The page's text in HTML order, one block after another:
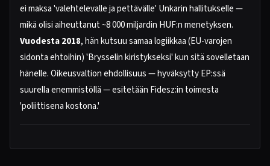
ei maksa 'valehtelevalle ja pettävälle' Unkarin hallitukselle —
mikä olisi aiheuttanut ~8 000 miljardin HUF:n menetyksen.
Vuodesta 2018, hän kutsuu samaa logiikkaa (EU-varojen
sidonta ehtoihin) 'Brysselin kiristykseksi' kun sitä sovelletaan
hänelle. Oikeusvaltion ehdollisuus — hyväksytty EP:ssä
suurella enemmistöllä — esitetään Fidesz:in toimesta
'poliittisena kostona.'